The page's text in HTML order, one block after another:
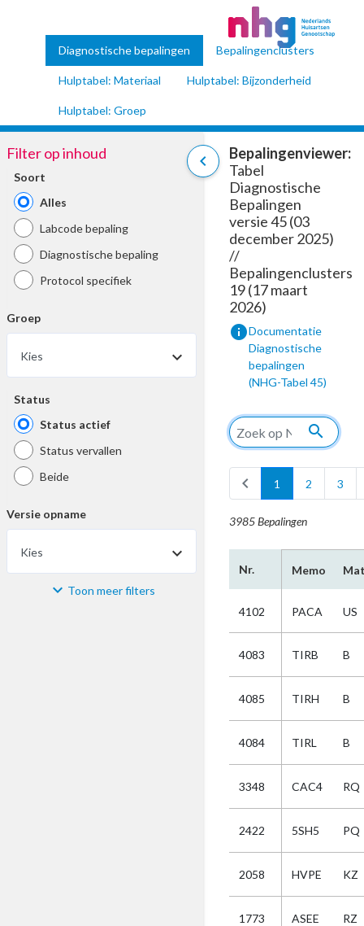
Diagnostische bepalingen Bepalingenclusters
Hulptabel: Materiaal Hulptabel: Bijzonderheid
Hulptabel: Groep
chevron_left
Filter op inhoud
Soort
Alles
Labcode bepaling
Diagnostische bepaling
Protocol specifiek
Groep
Kies
Status
Status actief
Status vervallen
Beide
Versie opname
Kies
Materiaal Toon meer filters
Bepalingenviewer:
Tabel
Diagnostische
Bepalingen
versie 45 (03
december 2025)
//
Bepalingenclusters
19 (17 maart
2026)
infoDocumentatie
Diagnostische
bepalingen
(NHG-Tabel 45)
search
chevron_left 1 2 3
3985 Bepalingen
Nr. Memo
4102 PACA US
4083 TIRB B
4085 TIRH B
4084 TIRL B
3348 CAC4 RQ
2422 5SH5 PQ
2058 HVPE KZ
1773 ASEE RZ